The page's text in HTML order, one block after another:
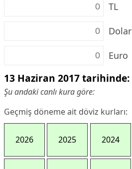
TL
Dolar
Euro
13 Haziran 2017 tarihinde:
Şu andaki canlı kura göre:
Geçmiş döneme ait döviz kurları:
2026 2025 2024